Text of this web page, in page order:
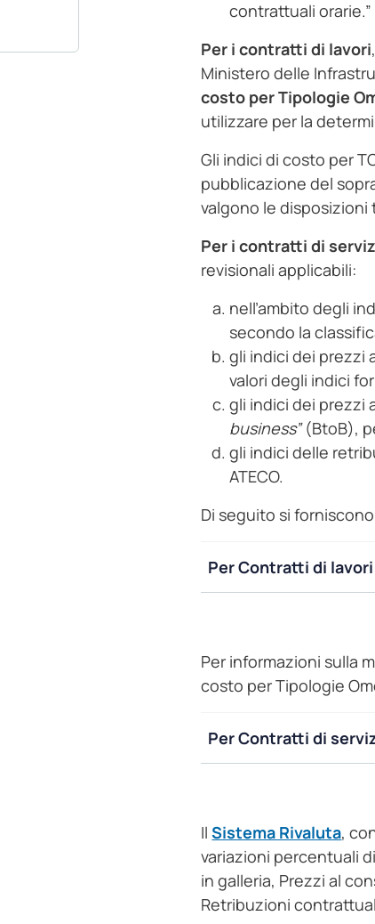
contrattuali orarie.”
Per i contratti di lavori
Ministero delle
costo per Tipologie
utilizzare per la
Gli indici di costo per
pubblicazione del
valgono le disposizioni
Per i contratti di
revisionali applicabili:
nell’ambito degli
secondo la
gli indici dei prezzi
valori degli indici
gli indici dei prezzi
business”(BtoB),
gli indici delle
ATECO.
Di seguito si
Per Contratti di lavori
Per informazioni sulla
costo per Tipologie
Per Contratti di
IlSistema Rivaluta,
variazioni percentuali
in galleria, Prezzi al
Retribuzioni